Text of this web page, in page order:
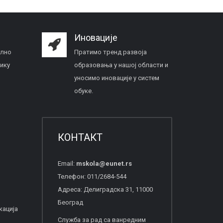
Иновације
Пратимо тренд развоја
образовања у нашој области и
уносимо иновације у систем
обуке.
КОНТАКТ
Email: mskola@eunet.rs
Телефон: 011/2684-544
Адреса: Делиградска 31, 11000
Београд
Служба за рад са ванредним